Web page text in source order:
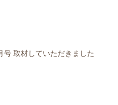
号 取材していただきました